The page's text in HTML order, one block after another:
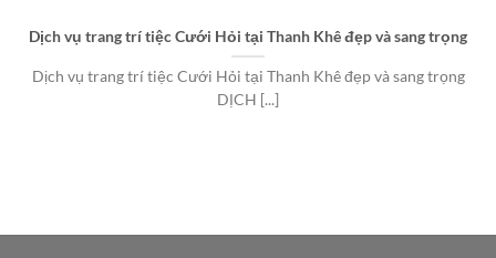
Dịch vụ trang trí tiệc Cưới Hỏi tại Thanh Khê đẹp và sang trọng
Dịch vụ trang trí tiệc Cưới Hỏi tại Thanh Khê đẹp và sang trọng
DỊCH [...]